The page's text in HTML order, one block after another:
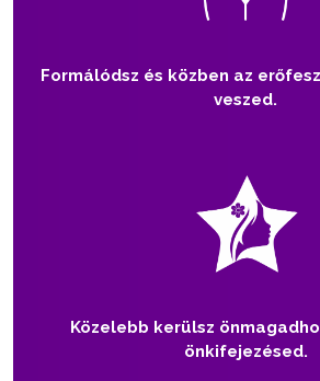
Formálódsz és közben az
veszed.
Közelebb kerülsz
önkifejezésed.